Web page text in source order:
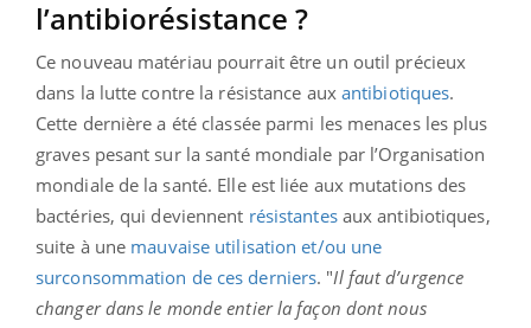
l’antibiorésistance ?
Ce nouveau matériau pourrait être un outil précieux
dans la lutte contre la résistance aux antibiotiques.
Cette dernière a été classée parmi les menaces les plus
graves pesant sur la santé mondiale par l’Organisation
mondiale de la santé. Elle est liée aux mutations des
bactéries, qui deviennent résistantesaux antibiotiques,
suite à une mauvaise utilisation et/ou une
surconsommation de ces derniers. "Il faut d’urgence
changer dans le monde entier la façon dont nous